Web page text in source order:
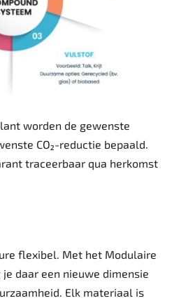
worden de gewenste
CO₂-reductie bepaald.
traceerbaar qua herkomst
flexibel. Met het Modulaire
je daar een nieuwe dimensie
Elk materiaal is